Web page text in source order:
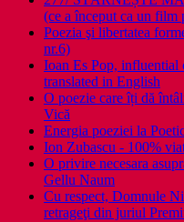
(ce a început ca un film
Poezia şi libertatea
nr.6)
Ioan Es Pop, influential
translated in English
O poezie care îți dă
Vică
Energia poeziei la
Ion Zubascu - 100%
O privire necesara
Gellu Naum
Cu respect, Domnule
retrageţi din juriul